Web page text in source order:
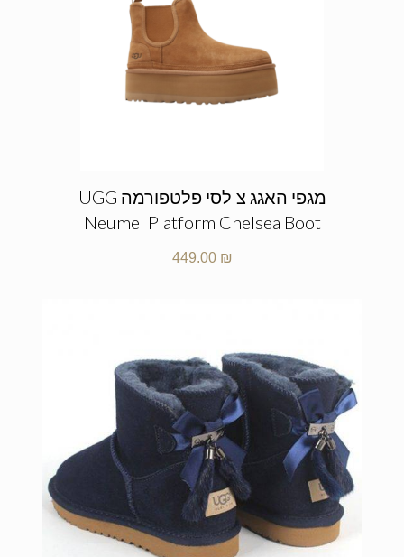
מגפי האגג צ'לסי פלטפורמה UGG
Neumel Platform Chelsea Boot
449.00 ₪